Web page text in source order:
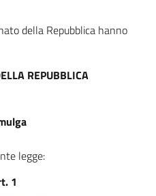
della Repubblica hanno
REPUBBLICA
legge:
1